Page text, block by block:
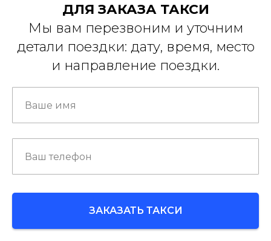
ДЛЯ ЗАКАЗА ТАКСИ
Мы вам перезвоним и уточним
детали поездки: дату, время, место
и направление поездки.
ЗАКАЗАТЬ ТАКСИ